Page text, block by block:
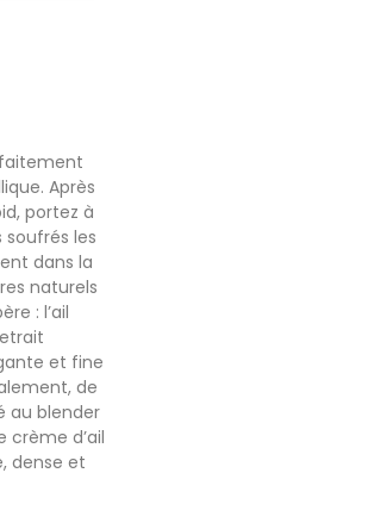
Après
portez à
les
dans la
naturels
: l’ail
et fine
de
au blender
d’ail
dense et